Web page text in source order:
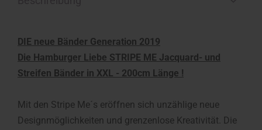
DIE neue Bänder Generation 2019
Die Hamburger Liebe STRIPE ME Jacquard- und
Streifen Bänder in XXL - 200cm Länge !
Mit den Stripe Me´s eröffnen sich unzählige neue
Designmöglichkeiten und grenzenlose Kreativität. Die